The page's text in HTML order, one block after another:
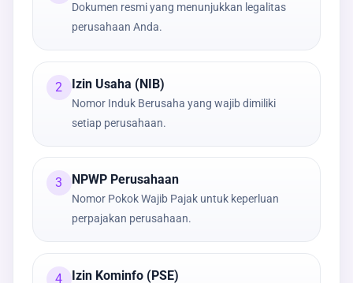
Dokumen resmi yang menunjukkan legalitas
perusahaan Anda.
2 Izin Usaha (NIB)
Nomor Induk Berusaha yang wajib dimiliki
setiap perusahaan.
3 NPWP Perusahaan
Nomor Pokok Wajib Pajak untuk keperluan
perpajakan perusahaan.
4 Izin Kominfo (PSE)